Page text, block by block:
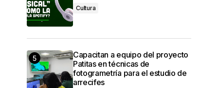
Cultura
Capacitan a equipo del proyecto
Patitas en técnicas de
fotogrametría para el estudio de
arrecifes